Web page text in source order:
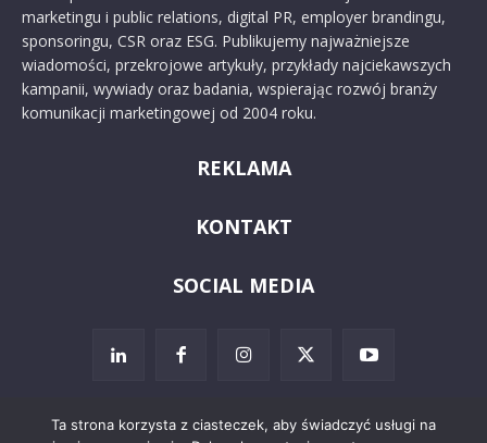
marketingu i public relations, digital PR, employer brandingu,
sponsoringu, CSR oraz ESG. Publikujemy najważniejsze
wiadomości, przekrojowe artykuły, przykłady najciekawszych
kampanii, wywiady oraz badania, wspierając rozwój branży
komunikacji marketingowej od 2004 roku.
REKLAMA
KONTAKT
SOCIAL MEDIA
Ta strona korzysta z ciasteczek, aby świadczyć usługi na